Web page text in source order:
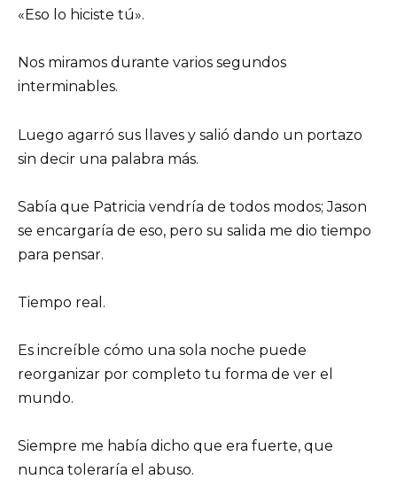
«Eso lo hiciste tú».
Nos miramos durante varios segundos
interminables.
Luego agarró sus llaves y salió dando un portazo
sin decir una palabra más.
Sabía que Patricia vendría de todos modos; Jason
se encargaría de eso, pero su salida me dio tiempo
para pensar.
Tiempo real.
Es increíble cómo una sola noche puede
reorganizar por completo tu forma de ver el
mundo.
Siempre me había dicho que era fuerte, que
nunca toleraría el abuso.